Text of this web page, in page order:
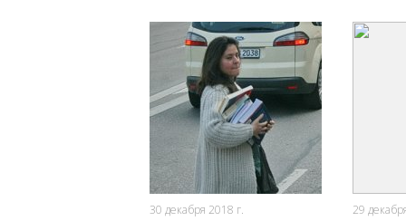
30 декабря 2018 г.
3069
0
29